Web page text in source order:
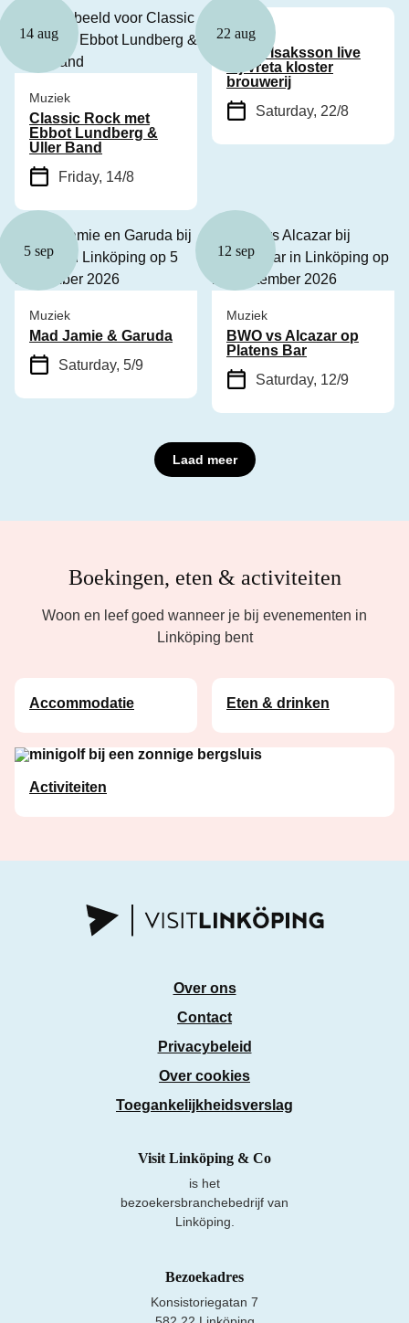
14 aug
Muziek
Classic Rock met
Ebbot Lundberg &
Uller Band
Friday, 14/8
22 aug
Muziek
Patrik Isaksson live
bij Vreta kloster
brouwerij
Saturday, 22/8
5 sep
Muziek
Mad Jamie & Garuda
Saturday, 5/9
12 sep
Muziek
BWO vs Alcazar op
Platens Bar
Saturday, 12/9
Laad meer
Boekingen, eten & activiteiten
Woon en leef goed wanneer je bij evenementen in
Linköping bent
Accommodatie Eten & drinken
Activiteiten
Over ons
Contact
Privacybeleid
Over cookies
Toegankelijkheidsverslag
Visit Linköping & Co
is het
bezoekersbranchebedrijf van
Linköping.
Bezoekadres
Konsistoriegatan 7